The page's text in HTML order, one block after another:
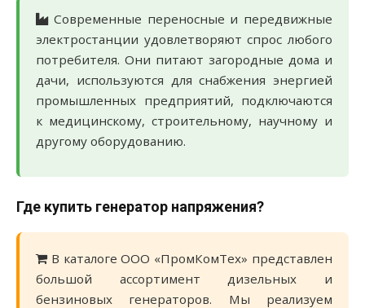
Современные переносные и передвижные
электростанции удовлетворяют спрос любого
потребителя. Они питают загородные дома и
дачи, используются для снабжения энергией
промышленных предприятий, подключаются
к медицинскому, строительному, научному и
другому оборудованию.
Где купить генератор напряжения?
В каталоге ООО «ПромКомТех» представлен
большой ассортимент дизельных и
бензиновых генераторов. Мы реализуем